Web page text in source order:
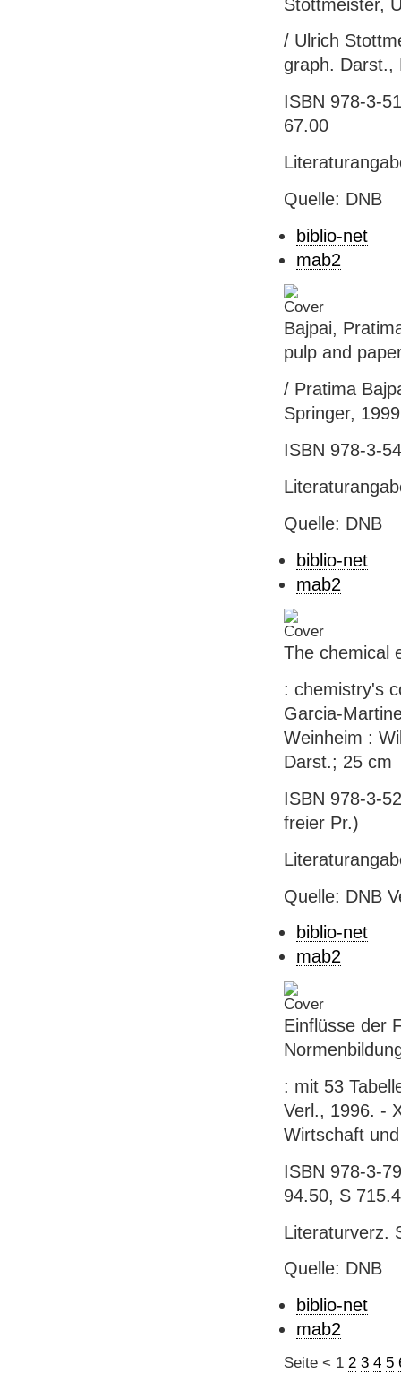
Stottmeister,
/ Ulrich
graph. Darst.,
ISBN 978-3-
67.00
Quelle: DNB
biblio-net
mab2
Bajpai,
pulp and
/ Pratima
Springer,
ISBN 978-3-
Quelle: DNB
biblio-net
mab2
The chemical
: chemistry's
Garcia-
Weinheim :
Darst.; 25 cm
ISBN 978-3-
freier Pr.)
Quelle: DNB
biblio-net
mab2
Einflüsse der
: mit 53
Verl., 1996. -
Wirtschaft
ISBN 978-3-
94.50, S
Literaturverz.
Quelle: DNB
biblio-net
mab2
Seite < 1 2 3 4 5